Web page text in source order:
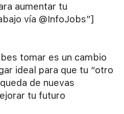
aumentar tu
vía @InfoJobs”]
tomar es un cambio
ideal para que tu “otro
de nuevas
tu futuro